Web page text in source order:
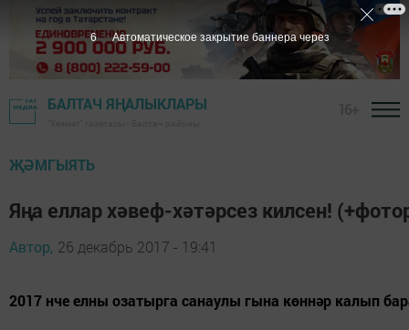
БАЛТАЧ ЯҢАЛЫКЛАРЫ
ҖӘМГЫЯТЬ
Яңа еллар хәвеф-хәтәрсез килсен!
Автор, 26 декабрь 2017 - 19:41
2017 нче елны озатырга санаулы гына көннәр калып
5 Автоматическое закрытие баннера через